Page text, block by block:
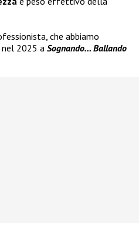
che abbiamo
nel 2025 a Sognando… Ballando